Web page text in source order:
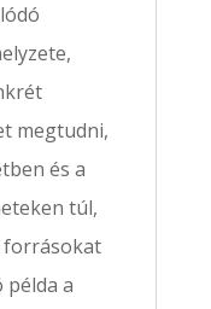
megtudni,
és a
túl,
forrásokat
a